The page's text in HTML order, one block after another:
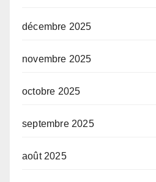
décembre 2025
novembre 2025
octobre 2025
septembre 2025
août 2025